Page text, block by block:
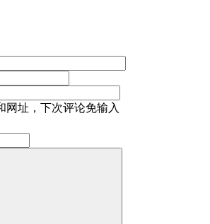
网址，下次评论免输入